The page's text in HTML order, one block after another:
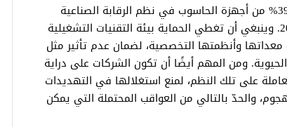
وأظهرت أحدث أبحاث كاسبرسكي أن 39% من أجهزة الحاسوب في نظم الرقابة الصناعية
تعرضت لهجمات رقمية في العام 2020. وينبغي أن تغطي الحماية بيئة التقنيات التشغيلية
وأنظمتها التخصصية، لضمان عدم تأثير مثل
ومن المهم أيضًا أن تكون الشركات على دراية
على تلك النظم، لمنع استغلالها في التهديدات
والحدّ بالتالي من العواقب المحتملة التي يمكن